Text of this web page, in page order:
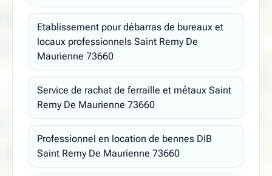
Etablissement pour débarras de bureaux et
locaux professionnels Saint Remy De
Maurienne 73660
Service de rachat de ferraille et métaux Saint
Remy De Maurienne 73660
Professionnel en location de bennes DIB
Saint Remy De Maurienne 73660